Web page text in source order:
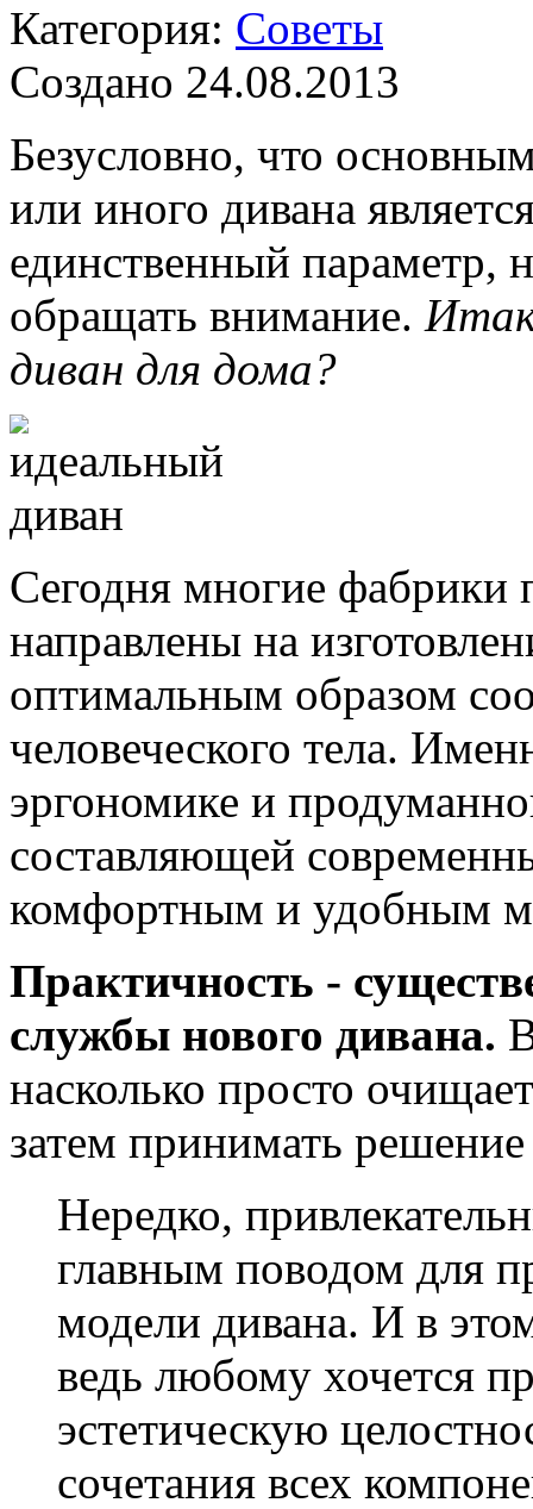
Категория: Советы
Создано 24.08.2013
Безусловно, что
или иного дивана
единственный параметр,
обращать внимание.
диван для дома?
Сегодня многие фабрики
направлены на
оптимальным образом
человеческого тела.
эргономике и
составляющей
комфортным и удобным
Практичность -
службы нового дивана.
насколько просто
затем принимать
Нередко,
главным поводом для
модели дивана. И в
ведь любому хочется
эстетическую
сочетания всех